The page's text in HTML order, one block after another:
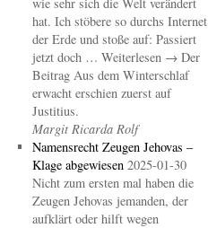
hat. Ich stöbere so durchs Internet
der Erde und stoße auf: Passiert
jetzt doch … Weiterlesen → Der
Beitrag Aus dem Winterschlaf
erwacht erschien zuerst auf
Justitius.
Margit Ricarda Rolf
Namensrecht Zeugen Jehovas –
Klage abgewiesen 2025-01-30
Nicht zum ersten mal haben die
Zeugen Jehovas jemanden, der
aufklärt oder hilft wegen